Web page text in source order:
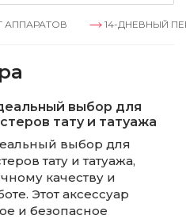
14-ДНЕВНЫЙ
выбор для
тату и татуажа
выбор для
тату и татуажа,
качеству и
Этот аксессуар
и безопасное